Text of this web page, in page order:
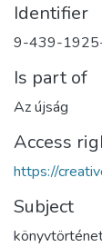
Identifier
9-439-
Is part of
Az újság
Access
https://
Subject